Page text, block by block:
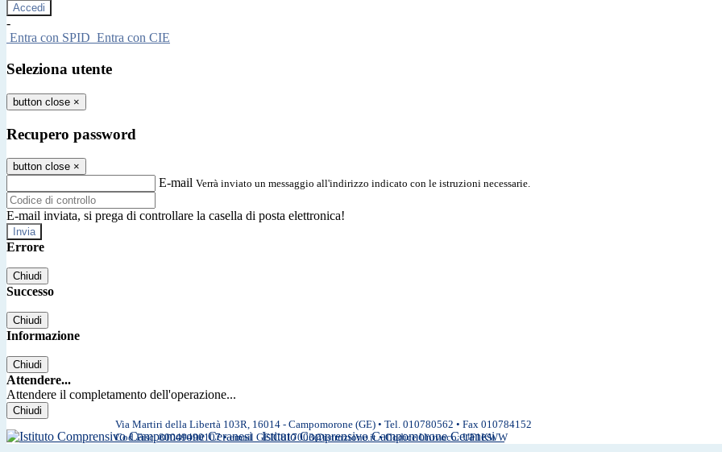
-
Entra con SPID Entra con CIE
Seleziona utente
button close ×
Recupero password
button close ×
E-mail Verrà inviato un messaggio all'indirizzo indicato con le istruzioni necessarie.
E-mail inviata, si prega di controllare la casella di posta elettronica!
Errore
Chiudi
Successo
Chiudi
Informazione
Chiudi
Attendere...
Attendere il completamento dell'operazione...
Chiudi
Istituto Comprensivo Campomorone Ceranesi
Via Martiri della Libertà 103R, 16014 - Campomorone (GE) • Tel. 010780562 • Fax 010784152
Cod.Fisc. 80049490107 • email GEIC817003@istruzione.it • Codice Univoco: UF1KWW